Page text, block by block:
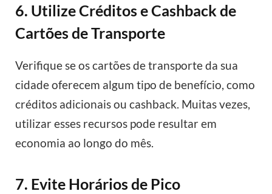
6. Utilize Créditos e Cashback de
Cartões de Transporte
Verifique se os cartões de transporte da sua
cidade oferecem algum tipo de benefício, como
créditos adicionais ou cashback. Muitas vezes,
utilizar esses recursos pode resultar em
economia ao longo do mês.
7. Evite Horários de Pico